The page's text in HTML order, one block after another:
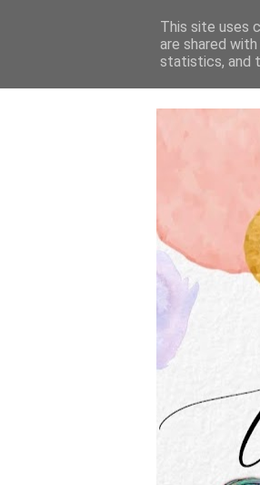
This site uses
are shared
statistics, and